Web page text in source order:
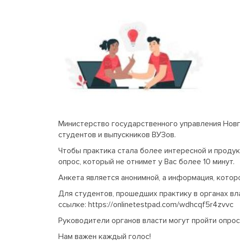
Министерство государственного управления
студентов и выпускников ВУЗов.
Чтобы практика стала более интересной и
опрос, который не отнимет у Вас более 10 минут.
Анкета является анонимной, а информация,
Для студентов, прошедших практику в органах
ссылке: https://onlinetestpad.com/wdhcqf5r4zvvc
Руководители органов власти могут пройти
Нам важен каждый голос!